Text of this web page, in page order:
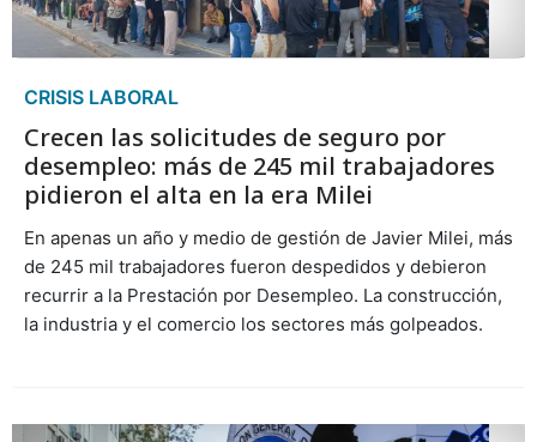
CRISIS LABORAL
Crecen las solicitudes de seguro por
desempleo: más de 245 mil trabajadores
pidieron el alta en la era Milei
En apenas un año y medio de gestión de Javier Milei, más
de 245 mil trabajadores fueron despedidos y debieron
recurrir a la Prestación por Desempleo. La construcción,
la industria y el comercio los sectores más golpeados.